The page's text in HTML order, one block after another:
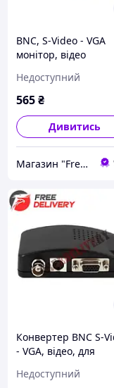
BNC, S-Video - VGA
монітор, відео
Недоступний
565₴
Дивитись
Магазин "Freedelivery"
Конвертер BNC S-
- VGA, відео, для
Недоступний